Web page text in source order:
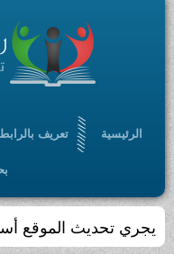
الرئيسية تعريف بالرابطة
يجري تحديث الموقع